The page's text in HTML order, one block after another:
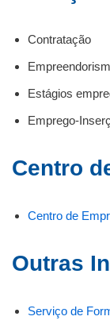
Contratação
Estágios
Emprego-
Centro
Centro de
Outras
Serviço de